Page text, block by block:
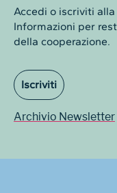
Accedi o iscriviti
Informazioni per
della cooperazione.
Iscriviti
Archivio Newsletter